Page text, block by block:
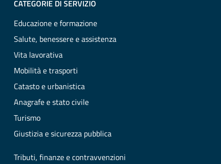
CATEGORIE DI SERVIZIO
Educazione e formazione
Salute, benessere e assistenza
Vita lavorativa
Mobilità e trasporti
Catasto e urbanistica
Anagrafe e stato civile
Turismo
Giustizia e sicurezza pubblica
Tributi, finanze e contravvenzioni